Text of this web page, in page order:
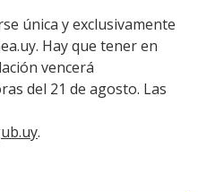
única y exclusivamente
Hay que tener en
vencerá
del 21 de agosto. Las
.